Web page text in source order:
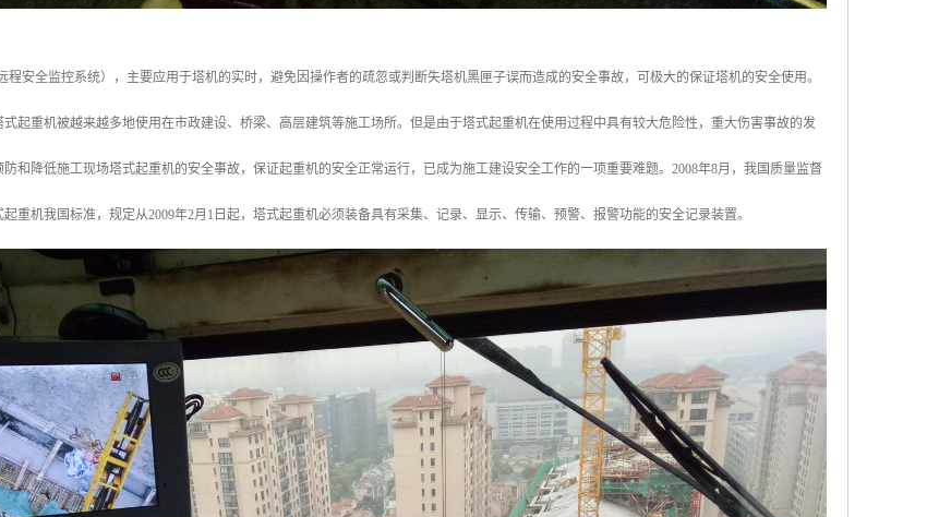
程安全监控系统），主要应用于塔机的实时，避免因操作者的疏忽或判断失塔机黑匣子误而造成的安全事故，可极大的保证塔机的安全使用。
起重机被越来越多地使用在市政建设、桥梁、高层建筑等施工场所。但是由于塔式起重机在使用过程中具有较大危险性，重大伤害事故的发
和降低施工现场塔式起重机的安全事故，保证起重机的安全正常运行，已成为施工建设安全工作的一项重要难题。2008年8月，我国质量监督
重机我国标准，规定从2009年2月1日起，塔式起重机必须装备具有采集、记录、显示、传输、预警、报警功能的安全记录装置。